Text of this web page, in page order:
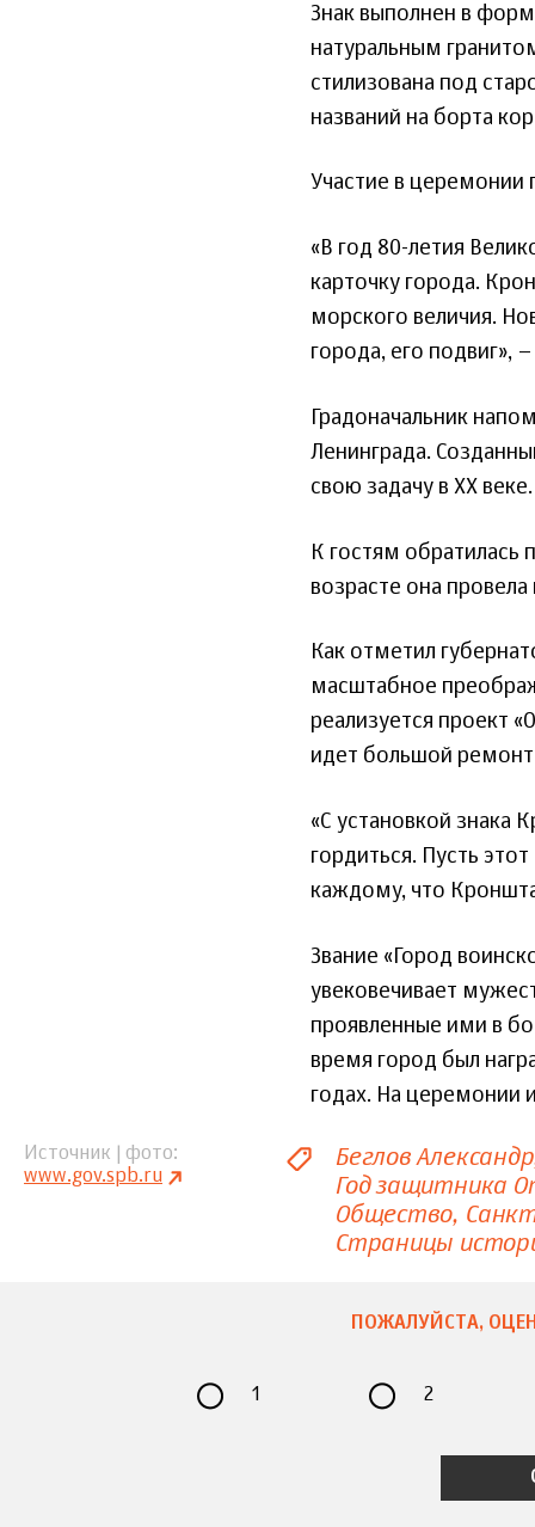
Знак выполнен в
натуральным
стилизована под
названий на борта
Участие в церемонии
«В год 80-летия
карточку города.
морского величия.
города, его подвиг»,
Градоначальник
Ленинграда.
свою задачу в ХХ
К гостям
возрасте она
Как отметил
масштабное
реализуется проект
идет большой ремонт
«С установкой знака
гордиться. Пусть
каждому, что
Звание «Город
увековечивает
проявленные ими в
время город был
годах. На церемонии
Источник | фото
www.gov.spb.ru
Беглов Александр
Год защитника
Общество
Страницы
ПОЖАЛУЙСТА,
1 2